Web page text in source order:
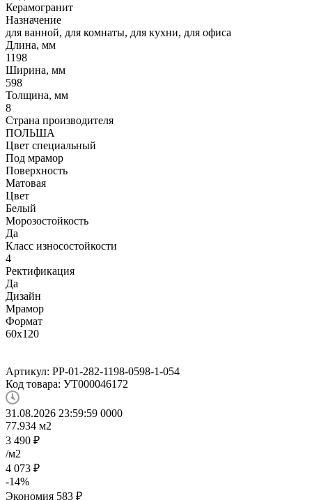
Керамогранит
Назначение
для ванной, для комнаты, для кухни, для офиса
Длина, мм
1198
Ширина, мм
598
Толщина, мм
8
Страна производителя
ПОЛЬША
Цвет специальный
Под мрамор
Поверхность
Матовая
Цвет
Белый
Морозостойкость
Да
Класс износостойкости
4
Ректификация
Да
Дизайн
Мрамор
Формат
60x120
Артикул: PP-01-282-1198-0598-1-054
Код товара: УТ000046172
31.08.2026 23:59:59 0000
77.934 м2
3 490 ₽
/м2
4 073 ₽
-14%
Экономия 583 ₽